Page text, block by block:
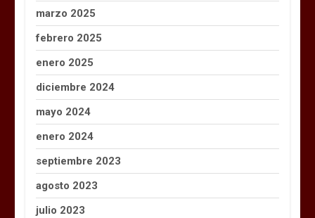
marzo 2025
febrero 2025
enero 2025
diciembre 2024
mayo 2024
enero 2024
septiembre 2023
agosto 2023
julio 2023